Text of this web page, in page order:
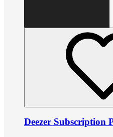
Deezer Subscription